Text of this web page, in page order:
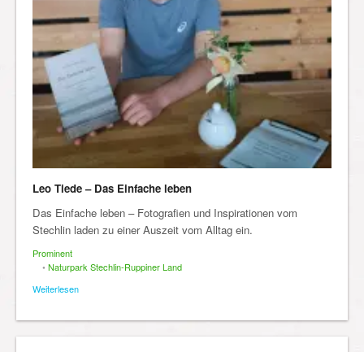
Leo Tiede – Das Einfache leben
Das Einfache leben – Fotografien und Inspirationen vom
Stechlin laden zu einer Auszeit vom Alltag ein.
Prominent
• Naturpark Stechlin-Ruppiner Land
Weiterlesen